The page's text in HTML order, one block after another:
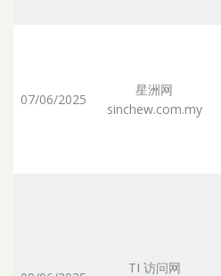
07/06/2025
星洲网
sinchew.com.my
TI 访问网